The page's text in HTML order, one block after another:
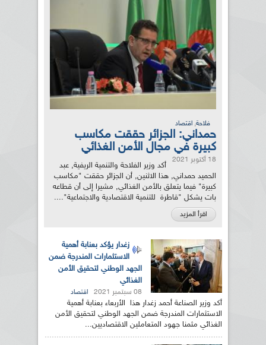
فلاحة, اقتصاد
حمداني: الجزائر حققت مكاسب
كبيرة في مجال الأمن الغذائي
18 أكتوبر 2021
أكد وزير الفلاحة والتنمية الريفية, عبد
الحميد حمداني, هذا الاثنين, أن الجزائر حققت "مكاسب
كبيرة" فيما يتعلق بالأمن الغذائي, مشيرا إلى أن قطاعه
بات يشكل "قاطرة للتنمية الاقتصادية والاجتماعية"....
اقرأ المزيد
زغدار يؤكد بعنابة أهمية
الاستثمارات المندرجة ضمن
الجهد الوطني لتحقيق الأمن
الغذائي
08 سبتمبر 2021 اقتصاد
أكد وزير الصناعة أحمد زغدار هذا الأربعاء بعنابة أهمية
الاستثمارات المندرجة ضمن الجهد الوطني لتحقيق الأمن
الغذائي مثمنا جهود المتعاملين الاقتصاديين...